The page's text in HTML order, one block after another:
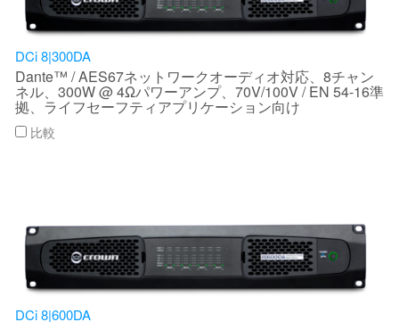
DCi 8|300DA
Dante™ / AES67ネットワークオーディオ対応、8チャン
ネル、300W @ 4Ωパワーアンプ、70V/100V / EN 54-16準
拠、ライフセーフティアプリケーション向け
比較
DCi 8|600DA